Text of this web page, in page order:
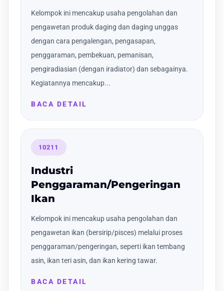
Kelompok ini mencakup usaha pengolahan dan
pengawetan produk daging dan daging unggas
dengan cara pengalengan, pengasapan,
penggaraman, pembekuan, pemanisan,
pengiradiasian (dengan iradiator) dan sebagainya.
Kegiatannya mencakup...
BACA DETAIL
10211
Industri
Penggaraman/Pengeringan
Ikan
Kelompok ini mencakup usaha pengolahan dan
pengawetan ikan (bersirip/pisces) melalui proses
penggaraman/pengeringan, seperti ikan tembang
asin, ikan teri asin, dan ikan kering tawar.
BACA DETAIL